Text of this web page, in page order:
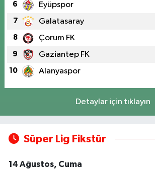
6 Eyüpspor
7 Galatasaray
8 Çorum FK
9 Gaziantep FK
10 Alanyaspor
Detaylar için tıklayın
Süper Lig Fikstür
14 Ağustos, Cuma